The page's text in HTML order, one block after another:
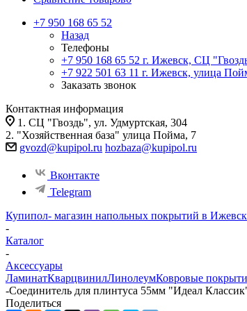
+7 950 168 65 52
Назад
Телефоны
+7 950 168 65 52 г. Ижевск, СЦ
+7 922 501 63 11 г. Ижевск, улица
Заказать звонок
Контактная информация
1. СЦ "Гвоздь", ул. Удмуртская, 304
2. "Хозяйственная база" улица Пойма, 7
gvozd@kupipol.ru hozbaza@kupipol.ru
Вконтакте
Telegram
Купипол- магазин напольных покрытий в
-
Каталог
-
Аксессуары
ЛаминатКварцвинилЛинолеумКовровые
-Соединитель для плинтуса 55мм "Идеал
Поделиться